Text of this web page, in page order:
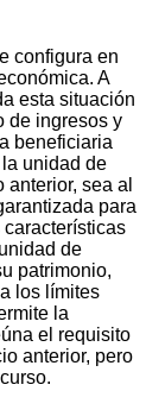
configura en
A
esta situación
de ingresos y
beneficiaria
unidad de
sea al
para
de
patrimonio,
los límites
la
el requisito
anterior, pero